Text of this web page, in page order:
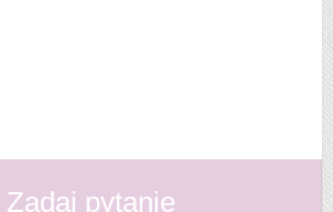
Zadaj pytanie